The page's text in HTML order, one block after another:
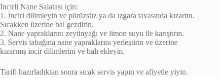
İncirli Nane Salatası için:
1. İnciri dilimleyin ve pürüzsüz ya da ızgara tavasında kızartın.
Sıcakken üzerine bal gezdirin.
2. Nane yapraklarını zeytinyağı ve limon suyu ile karıştırın.
3. Servis tabağına nane yapraklarını yerleştirin ve üzerine
kızarmış incir dilimlerini ve balı ekleyin.
Tarifi hazırladıktan sonra sıcak servis yapın ve afiyetle yiyin.